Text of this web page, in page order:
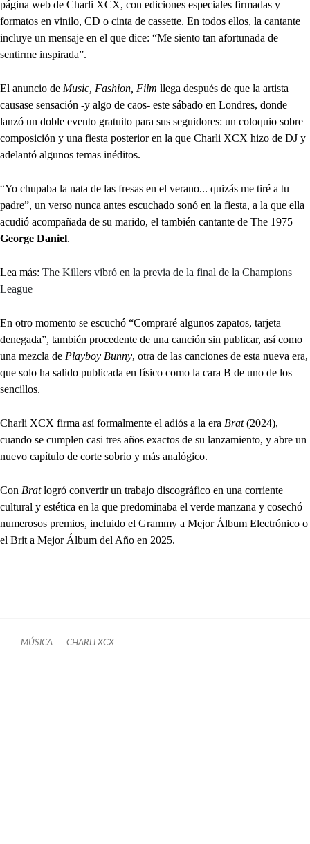
página web de Charli XCX, con ediciones especiales firmadas y
formatos en vinilo, CD o cinta de cassette. En todos ellos, la cantante
incluye un mensaje en el que dice: “Me siento tan afortunada de
sentirme inspirada”.
El anuncio de Music, Fashion, Film llega después de que la artista
causase sensación -y algo de caos- este sábado en Londres, donde
lanzó un doble evento gratuito para sus seguidores: un coloquio sobre
composición y una fiesta posterior en la que Charli XCX hizo de DJ y
adelantó algunos temas inéditos.
“Yo chupaba la nata de las fresas en el verano... quizás me tiré a tu
padre”, un verso nunca antes escuchado sonó en la fiesta, a la que ella
acudió acompañada de su marido, el también cantante de The 1975
George Daniel.
Lea más: The Killers vibró en la previa de la final de la Champions
League
En otro momento se escuchó “Compraré algunos zapatos, tarjeta
denegada”, también procedente de una canción sin publicar, así como
una mezcla de Playboy Bunny, otra de las canciones de esta nueva era,
que solo ha salido publicada en físico como la cara B de uno de los
sencillos.
Charli XCX firma así formalmente el adiós a la era Brat(2024),
cuando se cumplen casi tres años exactos de su lanzamiento, y abre un
nuevo capítulo de corte sobrio y más analógico.
Con Bratlogró convertir un trabajo discográfico en una corriente
cultural y estética en la que predominaba el verde manzana y cosechó
numerosos premios, incluido el Grammy a Mejor Álbum Electrónico o
el Brit a Mejor Álbum del Año en 2025.
MÚSICA CHARLI XCX